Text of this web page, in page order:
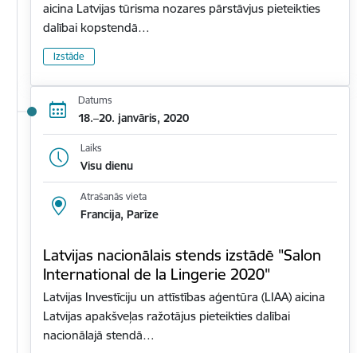
aicina Latvijas tūrisma nozares pārstāvjus pieteikties
dalībai kopstendā…
Izstāde
Datums
18.–20. janvāris, 2020
Laiks
Visu dienu
Atrašanās vieta
Francija, Parīze
Latvijas nacionālais stends izstādē "Salon
International de la Lingerie 2020"
Latvijas Investīciju un attīstības aģentūra (LIAA) aicina
Latvijas apakšveļas ražotājus pieteikties dalībai
nacionālajā stendā…